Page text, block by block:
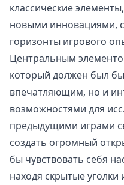
классические
новыми инновациями,
горизонты игрового
Центральным
который должен был
впечатляющим, но и
возможностями для
предыдущими играми
создать огромный
бы чувствовать себя
находя скрытые уголки